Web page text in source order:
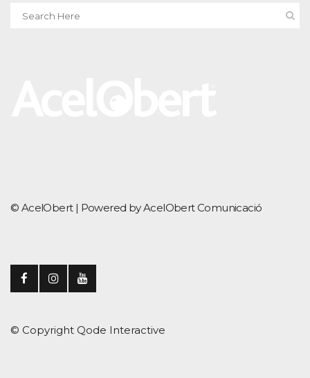
© AcelObert | Powered by AcelObert Comunicació
© Copyright Qode Interactive